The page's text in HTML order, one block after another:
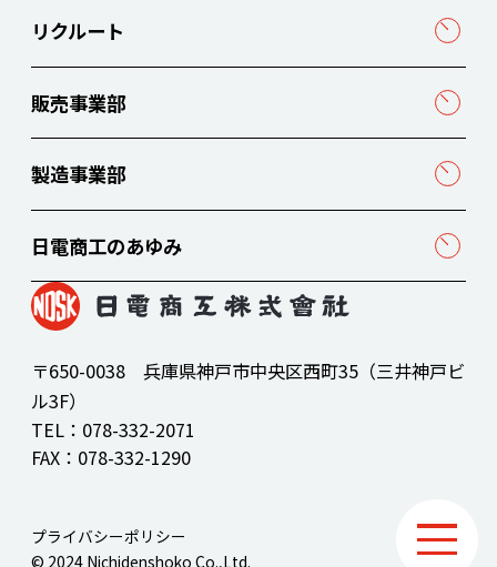
〒650-0038 兵庫県神戸市中央区西町35（三井神戸ビ
ル3F）
TEL： 078-332-2071
FAX：078-332-1290
リクルート
販売事業部
製造事業部
日電商工のあゆみ
プライバシーポリシー
© 2024 Nichidenshoko Co.,Ltd.